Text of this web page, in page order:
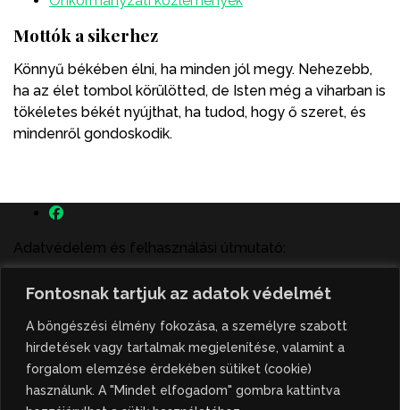
Fontosnak tartjuk az adatok védelmét
A böngészési élmény fokozása, a személyre szabott
hirdetések vagy tartalmak megjelenítése, valamint a
forgalom elemzése érdekében sütiket (cookie)
használunk. A "Mindet elfogadom" gombra kattintva
Mottók a sikerhez
Könnyű békében élni, ha minden jól megy. Nehezebb,
ha az élet tombol körülötted, de Isten még a viharban is
tökéletes békét nyújthat, ha tudod, hogy ő szeret, és
mindenről gondoskodik.
Adatvédelem és felhasználási útmutató:
A szenttamás.rs magyar nyelvű internetes hírportálon
megjelenő szerzői írások, a híranyag és minden egyéb
tartalom a portált működtető Gion Nándor Kulturális
Központ szellemi tulajdonát képezik, amely szellemi
tulajdont a nemzetközi és szerbiai törvények védik. A
jogosulatlan felhasználás büntető- és polgári jogi